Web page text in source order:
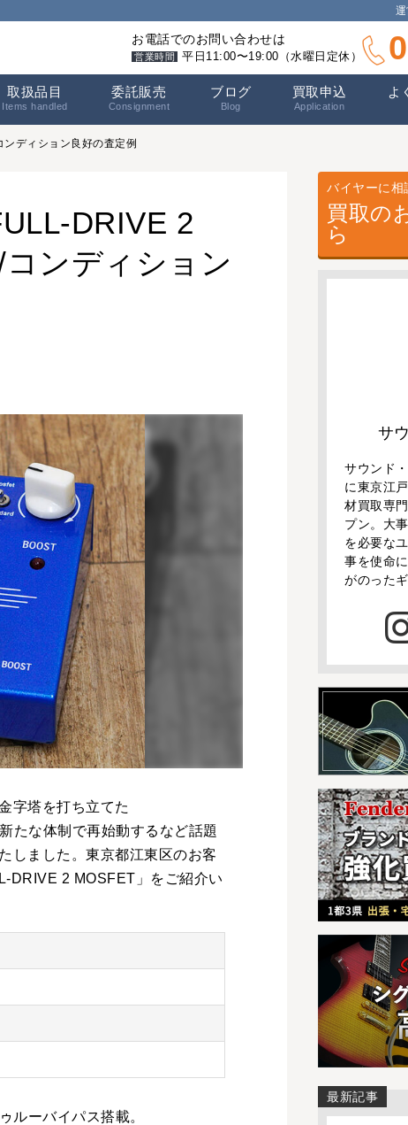
お電話でのお問い合わせは
営業時間 平日11:00〜19:00（水曜日定休）
取扱品目
Items handled
委託販売
Consignment
ブログ
Blog
買取申込
Application
よ
ディション良好の査定例
DRIVE 2
ンディション
字塔を打ち立てた
たな体制で再始動するなど話題
しました。東京都江東区のお客
DRIVE 2 MOSFET」をご紹介い
ルーバイパス搭載。
バイヤーに相
買取の
ら
サ
サウンド
に東京江
材買取専
プン。大
を必要な
事を使命
がのった
最新記事